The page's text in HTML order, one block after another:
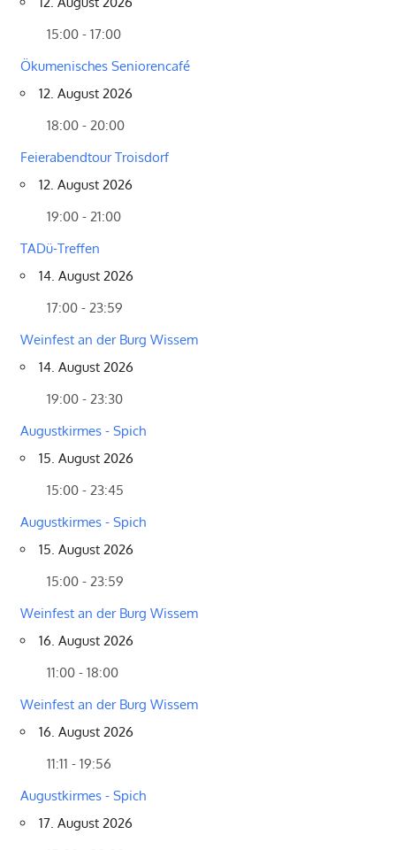
15:00 - 17:00
Ökumenisches Seniorencafé
12. August 2026
18:00 - 20:00
Feierabendtour Troisdorf
12. August 2026
19:00 - 21:00
TADü-Treffen
14. August 2026
17:00 - 23:59
Weinfest an der Burg Wissem
14. August 2026
19:00 - 23:30
Augustkirmes - Spich
15. August 2026
15:00 - 23:45
Augustkirmes - Spich
15. August 2026
15:00 - 23:59
Weinfest an der Burg Wissem
16. August 2026
11:00 - 18:00
Weinfest an der Burg Wissem
16. August 2026
11:11 - 19:56
Augustkirmes - Spich
17. August 2026